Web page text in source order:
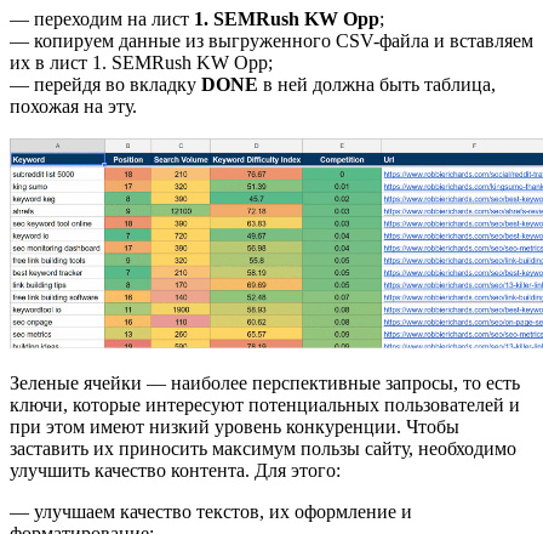
— переходим на лист 1. SEMRush KW Opp;
— копируем данные из выгруженного CSV-файла и вставляем
их в лист 1. SEMRush KW Opp;
— перейдя во вкладку DONE в ней должна быть таблица,
похожая на эту.
Зеленые ячейки — наиболее перспективные запросы, то есть
ключи, которые интересуют потенциальных пользователей и
при этом имеют низкий уровень конкуренции. Чтобы
заставить их приносить максимум пользы сайту, необходимо
улучшить качество контента. Для этого:
— улучшаем качество текстов, их оформление и